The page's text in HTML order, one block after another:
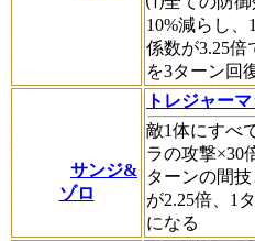
10%減らし
係数が3.25倍
を3ターン回
サンジ&
ゾロ
トレジャー
敵1体にすべ
ラの攻撃×30
ターンの間
が2.25倍、1
になる